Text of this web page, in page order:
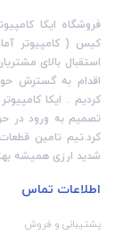
کیس ( کامپیوتر
اقدام به گسترش
تصمیم به ورود در
کرد.تیم تامین
شدید ارزی همیشه
اطلاعات تماس
پشتیبانی و فروش